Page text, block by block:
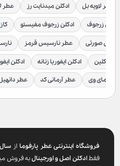
عطر لاویه بل ادکلن میدنایت رز عطر
ادکلن زرجوف ادکلن زرجوف مفیستو
صورتی عطر نارسیس قرمز
کلین ادکلن ایفوریا زنانه ادکلن
عطر مای وی عطر آرمانی کد عطر
فروشگاه اینترنتی عطر پارفوما از سال
فقطادکلن اصل و اورجینالبه فروش